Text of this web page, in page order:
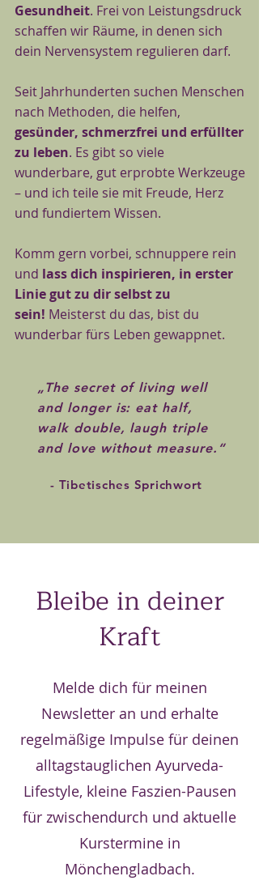
Gesundheit. Frei von Leistungsdruck
schaffen wir Räume, in denen sich
dein Nervensystem regulieren darf.
Seit Jahrhunderten suchen Menschen
nach Methoden, die helfen,
gesünder, schmerzfrei und erfüllter
zu leben. Es gibt so viele
wunderbare, gut erprobte Werkzeuge
– und ich teile sie mit Freude, Herz
und fundiertem Wissen.
Komm gern vorbei, schnuppere rein
und lass dich inspirieren, in erster
Linie gut zu dir selbst zu
sein! Meisterst du das, bist du
wunderbar fürs Leben gewappnet.
„The secret of living well
and longer is: eat half,
walk double, laugh triple
and love without measure.“
- Tibetisches Sprichwort
Bleibe in deiner
Kraft
Melde dich für meinen
Newsletter an und erhalte
regelmäßige Impulse für deinen
alltagstauglichen Ayurveda-
Lifestyle, kleine Faszien-Pausen
für zwischendurch und aktuelle
Kurstermine in
Mönchengladbach.